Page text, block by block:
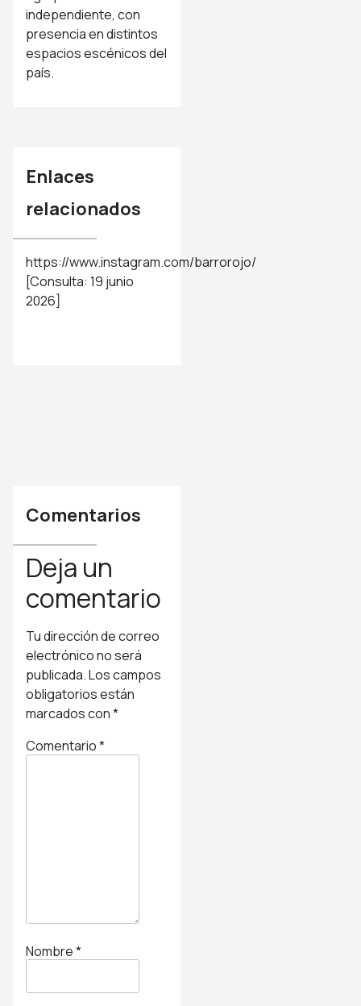
independiente, con
presencia en distintos
espacios escénicos del
país.
Enlaces
relacionados
https://www.instagram.com/barrorojo/
[Consulta: 19 junio
2026]
Comentarios
Deja un
comentario
Tu dirección de correo
electrónico no será
publicada.Los campos
obligatorios están
marcados con*
Comentario*
Nombre*